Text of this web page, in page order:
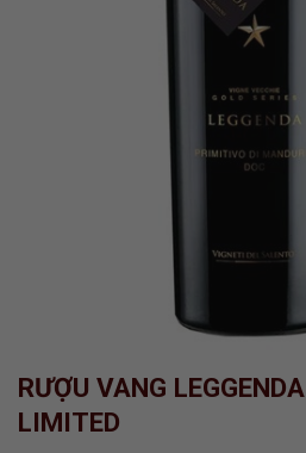
RƯỢU VANG
LIMITED